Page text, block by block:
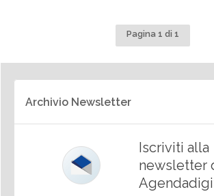
Pagina 1 di 1
Archivio Newsletter
Iscriviti alla
newsletter